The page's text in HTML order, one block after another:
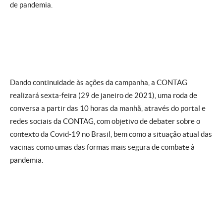
de pandemia.
Dando continuidade às ações da campanha, a CONTAG
realizará sexta-feira (29 de janeiro de 2021), uma roda de
conversa a partir das 10 horas da manhã, através do portal e
redes sociais da CONTAG, com objetivo de debater sobre o
contexto da Covid-19 no Brasil, bem como a situação atual das
vacinas como umas das formas mais segura de combate à
pandemia.